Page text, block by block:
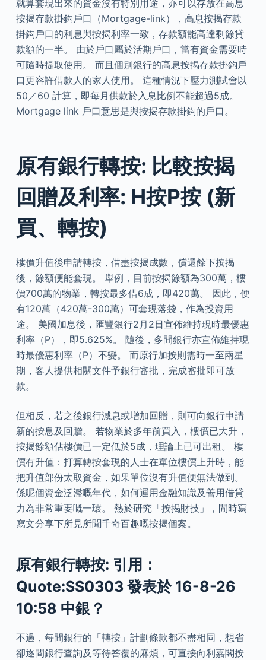
就算套現出來的資金沒有特別用途，亦可以存放在高息
按揭存款掛鈎戶口（Mortgage-link），高息按揭存款
掛鈎戶口的利息與按揭利率一致，存款額能高達剩餘貸
款額的一半。 由於戶口屬於活期戶口，當有資金需要時
可隨時提取使用。 而且個別銀行的高息按揭存款掛鈎戶
口更容許借款人的家人使用。 這種情況下壓力測試會以
50／60 計算，即每月供款於入息比例不能超過5成。
Mortgage link 戶口意思是與按揭存款掛鈎的戶口。
原有銀行轉按: 比較按揭
回贈及利率: H按P按 (新
買、轉按)
樓價升值後申請轉按，借盡按揭成數，償還餘下按揭
後，餘額便能套現。 舉例，目前按揭餘額為300萬，樓
價700萬的物業，轉按最多借6成，即420萬。 因此，便
有120萬（420萬-300萬）可套現落袋，作為投資用
途。 美國加息後，匯豐銀行2月2日宣佈維持現時最優惠
利率（P），即5.625%。 隨後，多間銀行亦宣佈維持現
時最優惠利率（P）不變。 而原行加按則需時一至兩星
期，客人提供相關文件予銀行審批，完成審批即可放
款。
但相反，若之後銀行減息或增加回贈，則可向銀行申請
新的按息及回贈。 若物業於多年前買入，樓價已大升，
按揭餘額佔樓價已一定低於5成，理論上已可出租。 樓
價有升值：打算轉按套現的人士在單位樓價上升時，能
把升值部份太取資金，如果單位沒有升值便無法做到。
係呢個資金泛濫嘅年代，如何運用金融知識及善用借貸
力為非常重要嘅一環。 熱於研究「按揭財技」，閒時寫
寫文分享下所見所聞千奇百趣嘅按揭個案。
原有銀行轉按: 引用：
Quote:SS0303 發表於 16-8-26
10:58 中銀？
不過，每間銀行的「轉按」計劃條款都不盡相同，想省
卻逐間銀行查詢及等待答覆的麻煩，可直接向利嘉閣按